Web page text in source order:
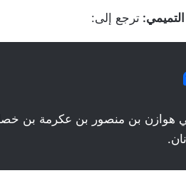
التميمي: ترجع إلى:
هوازن بن منصور بن عكرمة بن